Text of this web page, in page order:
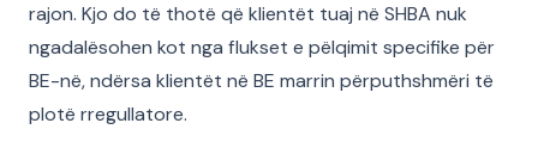
rajon. Kjo do të thotë që klientët tuaj në SHBA nuk
ngadalësohen kot nga flukset e pëlqimit specifike për
BE-në, ndërsa klientët në BE marrin përputhshmëri të
plotë rregullatore.